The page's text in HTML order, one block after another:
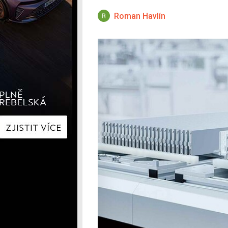
Kia
Peugeot
Renault
Škoda
Ostatní
Renault
Škoda
Toyota
Roman Havlín